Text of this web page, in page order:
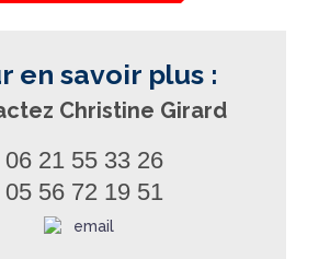
en savoir plus :
Christine Girard
06 21 55 33 26
05 56 72 19 51